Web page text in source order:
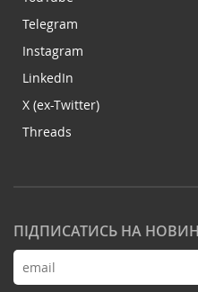
Telegram
Instagram
LinkedIn
X (ex-Twitter)
Threads
ПІДПИСАТИСЬ НА